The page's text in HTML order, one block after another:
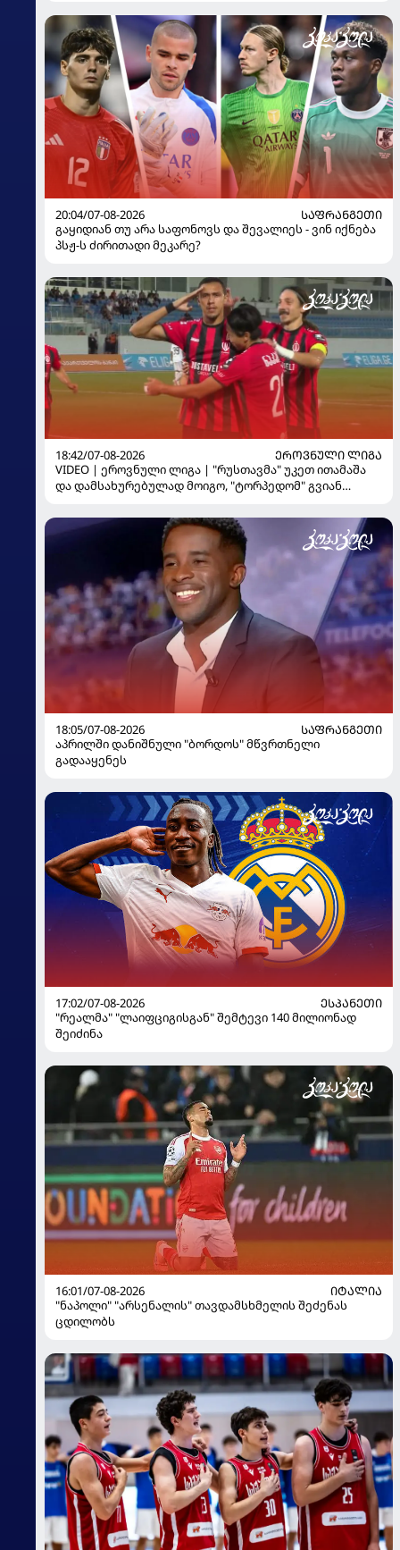
ყოფილმა მეკარემ
20:04/07-08-2026
ᲡᲐᲤᲠᲐᲜᲒᲔᲗᲘ
გაყიდიან თუ არა საფონოვს და შევალიეს - ვინ იქნება
პსჟ-ს ძირითადი მეკარე?
18:42/07-08-2026
ᲔᲠᲝᲕᲜᲣᲚᲘ ᲚᲘᲒᲐ
VIDEO | ეროვნული ლიგა | "რუსთავმა" უკეთ ითამაშა
და დამსახურებულად მოიგო, "ტორპედომ" გვიან
18:05/07-08-2026
ᲡᲐᲤᲠᲐᲜᲒᲔᲗᲘ
აპრილში დანიშნული "ბორდოს" მწვრთნელი
გადააყენეს
17:02/07-08-2026
ᲔᲡᲞᲐᲜᲔᲗᲘ
"რეალმა" "ლაიფციგისგან" შემტევი 140 მილიონად
შეიძინა
16:01/07-08-2026
ᲘᲢᲐᲚᲘᲐ
"ნაპოლი" "არსენალის" თავდამსხმელის შეძენას
ცდილობს